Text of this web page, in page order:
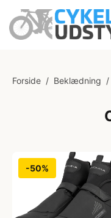
Forside / Beklædning /
-50%